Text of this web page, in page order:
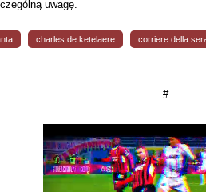
uwagę.
charles de ketelaere corriere della
#